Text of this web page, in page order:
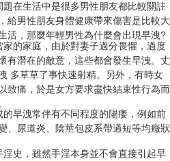
在生活中是很多男性朋友都比較關註
給男性朋友身體健康帶來傷害是比較大
活，那麼年輕男性為什麼會出現早洩?
的家庭，由於對妻子過分畏懼，過度
有潛在的敵意，這些都會發生早洩。丈
多草草了事快速射精。另外，有時女
致痛，於是女方要求盡快結束性行為而
早洩常伴有不同程度的陽痿，例如前
、尿道炎、陰莖包皮系帶過短等均癥狀
史，雖然手淫本身並不會直接引起早